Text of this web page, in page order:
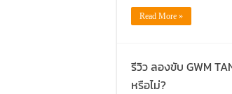
Read More »
รีวิว ลองขับ GWM
หรือไม่?